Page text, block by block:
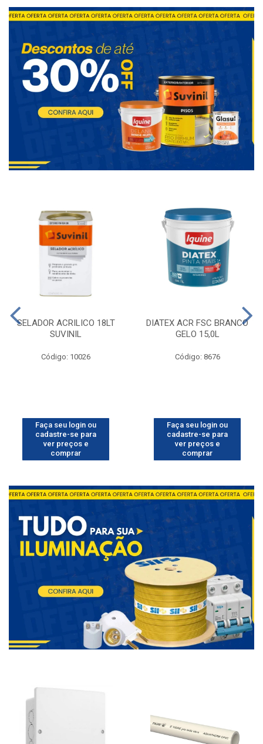
SELADOR ACRILICO 18LT
SUVINIL
Código: 10026
Faça seu login ou
cadastre-se para
ver preços e
comprar
DIATEX ACR FSC BRANCO
GELO 15,0L
Código: 8676
Faça seu login ou
cadastre-se para
ver preços e
comprar